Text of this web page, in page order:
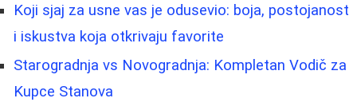
Koji sjaj za usne vas je odusevio: boja, postojanost
i iskustva koja otkrivaju favorite
Starogradnja vs Novogradnja: Kompletan Vodič za
Kupce Stanova